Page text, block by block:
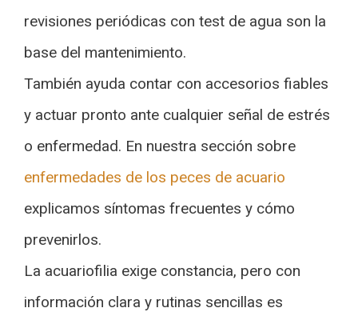
revisiones periódicas con test de agua son la
base del mantenimiento.
También ayuda contar con accesorios fiables
y actuar pronto ante cualquier señal de estrés
o enfermedad. En nuestra sección sobre
enfermedades de los peces de acuario
explicamos síntomas frecuentes y cómo
prevenirlos.
La acuariofilia exige constancia, pero con
información clara y rutinas sencillas es